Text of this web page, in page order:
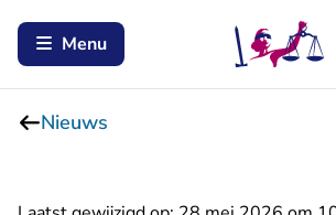
Menu
Nieuws